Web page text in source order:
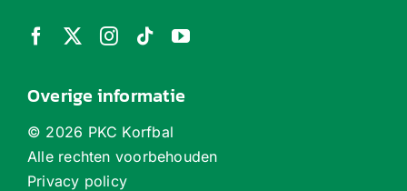
Overige informatie
© 2026 PKC Korfbal
Alle rechten voorbehouden
Privacy policy